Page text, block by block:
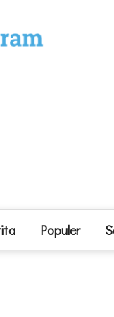
Populer